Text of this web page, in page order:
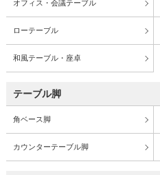
オフィス・会議テーブル
ローテーブル
和風テーブル・座卓
テーブル脚
角ベース脚
カウンターテーブル脚